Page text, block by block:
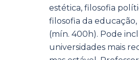
estética, filosofia
filosofia da
(mín. 400h). Pode
universidades mais